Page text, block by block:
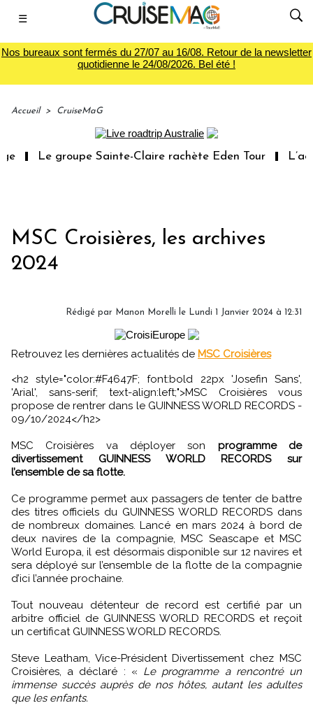
☰
Nos bureaux sont fermés du 27/07 au 16/08. Retour de la newsletter
quotidienne le 24/08/2026. Bel été !
Accueil > CruiseMaG
Sainte-Claire rachète Eden Tour L’accès aux
MSC Croisières, les archives
2024
Rédigé par Manon Morelli le Lundi 1 Janvier 2024 à 12:31
Retrouvez les dernières actualités de MSC Croisières
<h2 style="color:#F4647F; font:bold 22px 'Josefin Sans',
'Arial', sans-serif; text-align:left;">MSC Croisières vous
propose de rentrer dans le GUINNESS WORLD RECORDS -
09/10/2024</h2>
MSC Croisières va déployer son programme de
divertissement GUINNESS WORLD RECORDS sur
l’ensemble de sa flotte.
Ce programme permet aux passagers de tenter de battre
des titres officiels du GUINNESS WORLD RECORDS dans
de nombreux domaines. Lancé en mars 2024 à bord de
deux navires de la compagnie, MSC Seascape et MSC
World Europa, il est désormais disponible sur 12 navires et
sera déployé sur l’ensemble de la flotte de la compagnie
d’ici l’année prochaine.
Tout nouveau détenteur de record est certifié par un
arbitre officiel de GUINNESS WORLD RECORDS et reçoit
un certificat GUINNESS WORLD RECORDS.
Steve Leatham, Vice-Président Divertissement chez MSC
Croisières, a déclaré : « Le programme a rencontré un
immense succès auprès de nos hôtes, autant les adultes
que les enfants.